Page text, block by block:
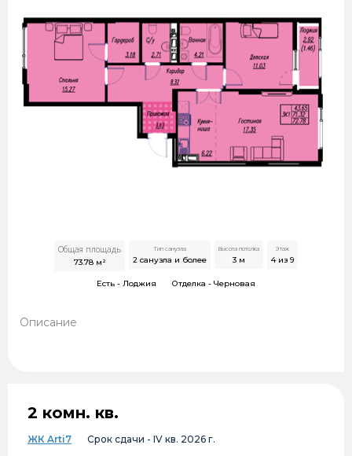
Общая площадь
73.78м²
Тип санузла
2 санузла и более
Высота потолка
3 м
Этаж
4 из 9
Есть - Лоджия Отделка - Черновая
Описание
2 комн. кв.
ЖК Arti7 Срок сдачи - IV кв. 2026 г.